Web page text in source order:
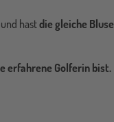
hastdie gleiche Bluse
erfahrene Golferin bist.